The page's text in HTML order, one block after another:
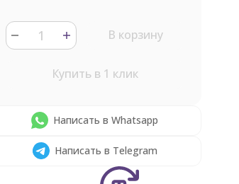
В корзину
Купить в 1 клик
Написать в Whatsapp
Написать в Telegram